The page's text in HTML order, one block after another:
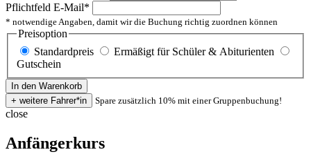
Pflichtfeld E-Mail*
* notwendige Angaben, damit wir die Buchung richtig zuordnen können
Preisoption
Standardpreis
Ermäßigt für Schüler & Abiturienten
Gutschein
Spare zusätzlich 10% mit einer Gruppenbuchung!
close
Anfängerkurs